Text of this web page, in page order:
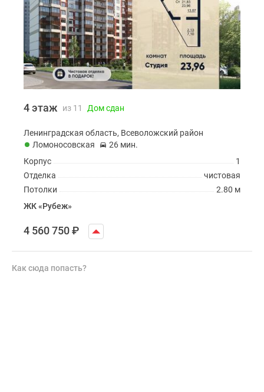
4 этаж из 11 Дом сдан
Ленинградская область, Всеволожский район
Ломоносовская
26 мин.
1
Корпус
чистовая
Отделка
2.80 м
Потолки
ЖК «Рубеж»
4 560 750₽
Как сюда попасть?